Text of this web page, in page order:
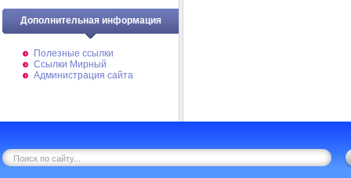
Дополнительная информация
Полезные ссылки
Ссылки Мирный
Администрация сайта